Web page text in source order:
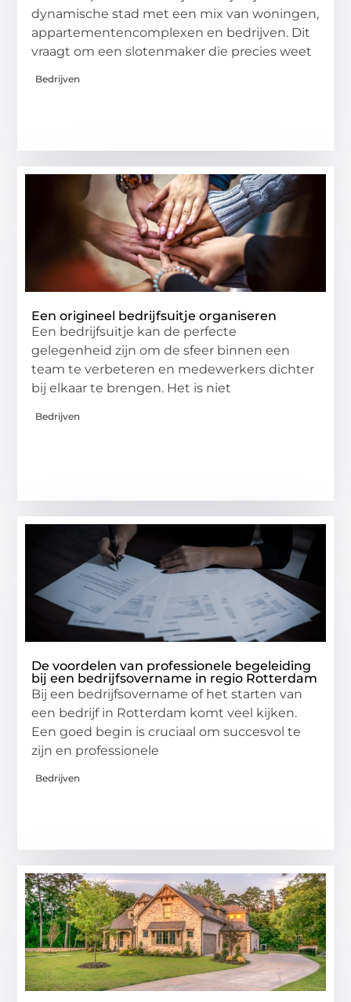
dynamische stad met een mix van woningen,
appartementencomplexen en bedrijven. Dit
vraagt om een slotenmaker die precies weet
Bedrijven
Een origineel bedrijfsuitje organiseren
Een bedrijfsuitje kan de perfecte
gelegenheid zijn om de sfeer binnen een
team te verbeteren en medewerkers dichter
bij elkaar te brengen. Het is niet
Bedrijven
De voordelen van professionele begeleiding
bij een bedrijfsovername in regio Rotterdam
Bij een bedrijfsovername of het starten van
een bedrijf in Rotterdam komt veel kijken.
Een goed begin is cruciaal om succesvol te
zijn en professionele
Bedrijven